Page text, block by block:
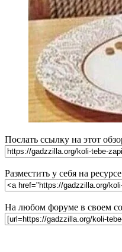
Послать ссылку на этот
Разместить у себя на
На любом форуме в своем